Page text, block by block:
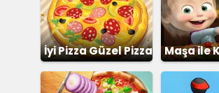
İyi Pizza Güzel Pizza
Maşa ile
Pizza